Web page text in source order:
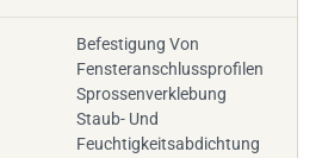
Befestigung Von
Fensteranschlussprofilen
Sprossenverklebung
Staub- Und
Feuchtigkeitsabdichtung